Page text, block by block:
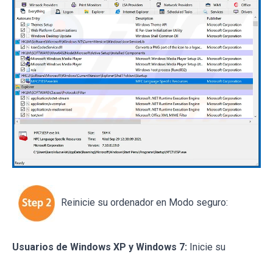
Reinicie su ordenador en Modo seguro:
Usuarios de Windows XP y Windows 7: Inicie su